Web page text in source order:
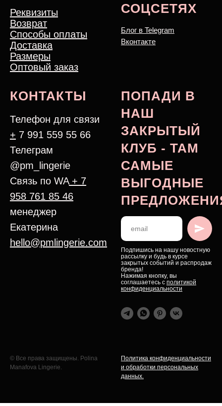
Реквизиты
Возврат
Способы оплаты
Доставка
Размеры
Оптовый заказ
СОЦСЕТЯХ
Блог в Telegram
Вконтакте
КОНТАКТЫ
Телефон для связи
+ 7 991 559 55 66
Телеграм
@pm_lingerie
Связь по WA+ 7
958 761 85 46
менеджер
Екатерина
hello@pmlingerie.com
ПОПАДИ В
НАШ
ЗАКРЫТЫЙ
КЛУБ - ТАМ
САМЫЕ
ВЫГОДНЫЕ
Подпишись на нашу новостную
рассылку и будь в курсе
закрытых событий и распродаж
бренда!
Нажимая кнопку, вы
соглашаетесь с политикой
конфиденциальности
© Все права защищены. Polina
Manafova Lingerie.
Политика конфиденциальности
и обработки персональных
данных.